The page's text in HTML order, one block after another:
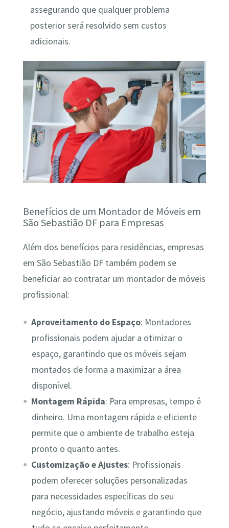
assegurando que qualquer problema
posterior será resolvido sem custos
adicionais.
Benefícios de um Montador de Móveis em
São Sebastião DF para Empresas
Além dos benefícios para residências, empresas
em São Sebastião DF também podem se
beneficiar ao contratar um montador de móveis
profissional:
Aproveitamento do Espaço: Montadores
profissionais podem ajudar a otimizar o
espaço, garantindo que os móveis sejam
montados de forma a maximizar a área
disponível.
Montagem Rápida: Para empresas, tempo é
dinheiro. Uma montagem rápida e eficiente
permite que o ambiente de trabalho esteja
pronto o quanto antes.
Customização e Ajustes: Profissionais
podem oferecer soluções personalizadas
para necessidades específicas do seu
negócio, ajustando móveis e garantindo que